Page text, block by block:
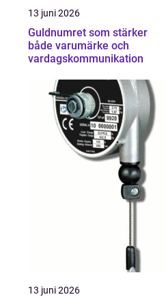
13 juni 2026
Guldnumret som stärker
både varumärke och
vardagskommunikation
13 juni 2026